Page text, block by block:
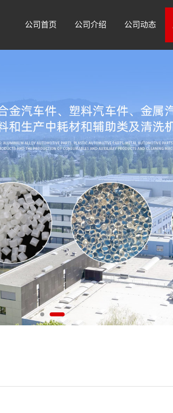
公司首页 公司介绍 公司动态